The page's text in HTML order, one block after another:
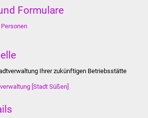
Schulentwicklung Bizet
Ortsentwicklung
Formulare
Ihrer zukünftigen Betriebsstätte
[Stadt Süßen]